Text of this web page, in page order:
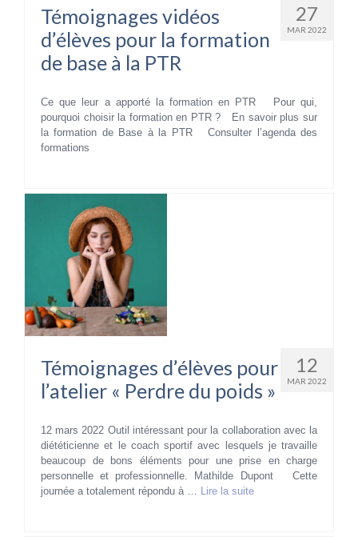
27
MAR 2022
Témoignages vidéos
d’élèves pour la formation
de base à la PTR
Ce que leur a apporté la formation en PTR Pour qui,
pourquoi choisir la formation en PTR ? En savoir plus sur
la formation de Base à la PTR Consulter l’agenda des
formations
12
MAR 2022
Témoignages d’élèves pour
l’atelier « Perdre du poids »
12 mars 2022 Outil intéressant pour la collaboration avec la
diététicienne et le coach sportif avec lesquels je travaille
beaucoup de bons éléments pour une prise en charge
personnelle et professionnelle. Mathilde Dupont Cette
journée a totalement répondu à … Lire la suite­­